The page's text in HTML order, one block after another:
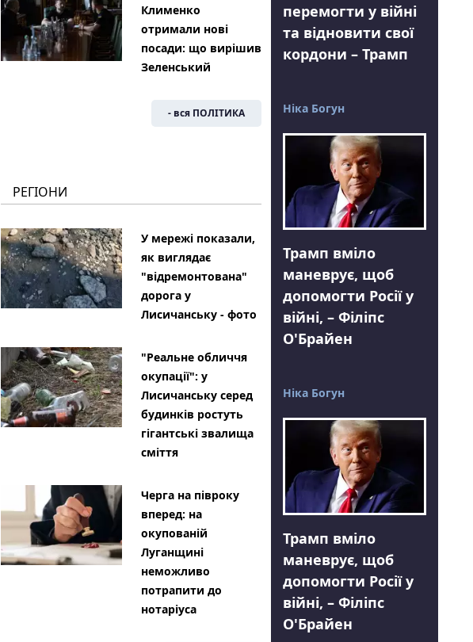
Клименко
отримали нові
посади: що вирішив
Зеленський
- вся ПОЛІТИКА
РЕГІОНИ
У мережі показали,
як виглядає
"відремонтована"
дорога у
Лисичанську - фото
"Реальне обличчя
окупації": у
Лисичанську серед
будинків ростуть
гігантські звалища
сміття
Черга на півроку
вперед: на
окупованій
Луганщині
неможливо
потрапити до
нотаріуса
перемогти у війні
та відновити свої
кордони – Трамп
Ніка Богун
Трамп вміло
маневрує, щоб
допомогти Росії у
війні, – Філіпс
О'Брайен
Ніка Богун
Трамп вміло
маневрує, щоб
допомогти Росії у
війні, – Філіпс
О'Брайен